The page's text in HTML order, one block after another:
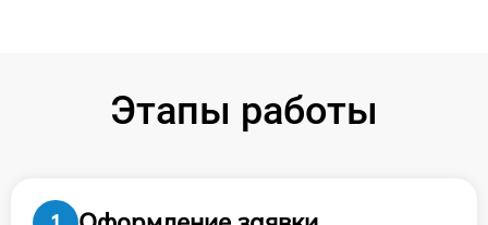
Этапы работы